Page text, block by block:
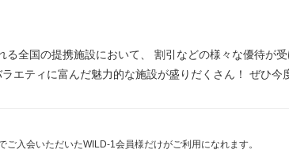
全国の提携施設において、 割引などの様々な優待が受
エティに富んだ魅力的な施設が盛りだくさん！ ぜひ今
入会いただいたWILD-1会員様だけがご利用になれます。